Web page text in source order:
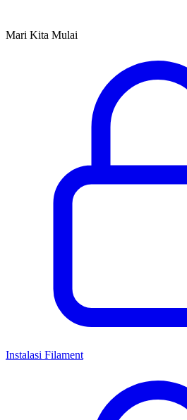
Mari Kita Mulai
Instalasi Filament